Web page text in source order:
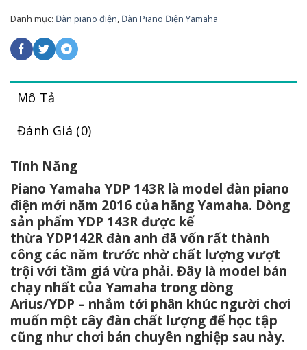
Danh mục: Đàn piano điện,Đàn Piano Điện Yamaha
Mô Tả
Đánh Giá (0)
Tính Năng
Piano Yamaha YDP 143R là model đàn piano
điện mới năm 2016 của hãng Yamaha. Dòng
sản phẩm YDP 143R được kế
thừa YDP142R đàn anh đã vốn rất thành
công các năm trước nhờ chất lượng vượt
trội với tầm giá vừa phải. Đây là model bán
chạy nhất của Yamaha trong dòng
Arius/YDP – nhắm tới phân khúc người chơi
muốn một cây đàn chất lượng để học tập
cũng như chơi bán chuyên nghiệp sau này.